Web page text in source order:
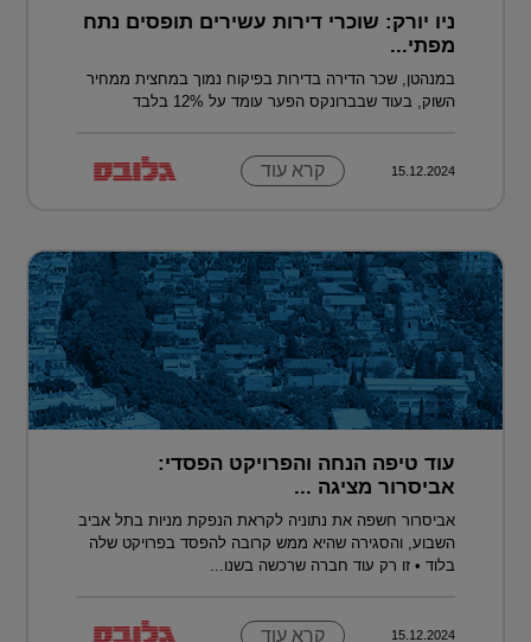
ניו יורק: שוכרי דירות עשירים תופסים נתח
מפתי...
במנהטן, שכר הדירה בדירות בפיקוח נמוך במחצית ממחיר
השוק, בעוד שבברונקס הפער עומד על 12% בלבד
15.12.2024 קרא עוד
עוד טיפה הנחה והפרויקט הפסדי:
אביסרור מציגה ...
אביסרור חשפה את נתוניה לקראת הנפקת מניות בתל אביב
השבוע, והסגירה שהיא ממש קרובה להפסד בפרויקט שלה
בלוד • זו רק עוד חברה שרכשה בשנו...
15.12.2024 קרא עוד